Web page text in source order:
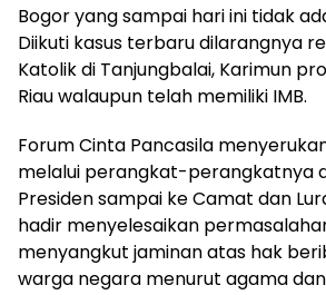
Bogor yang sampai hari ini tidak
Diikuti kasus terbaru dilarangnya
Katolik di Tanjungbalai, Karimun
Riau walaupun telah memiliki IMB.
Forum Cinta Pancasila
melalui perangkat-perangkatnya
Presiden sampai ke Camat dan
hadir menyelesaikan
menyangkut jaminan atas hak
warga negara menurut agama